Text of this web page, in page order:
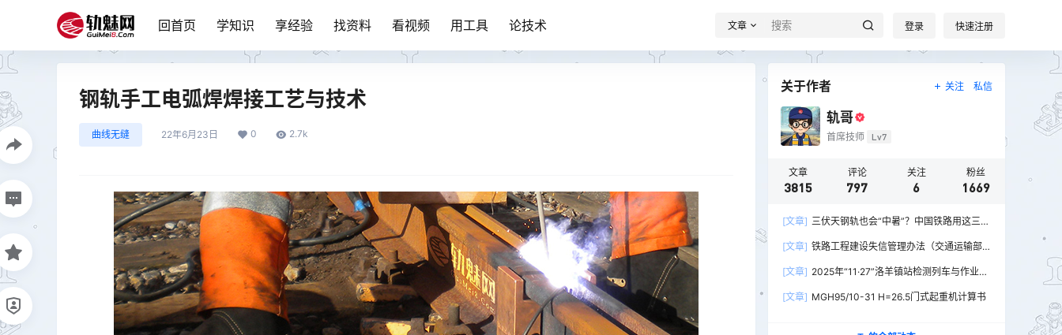
回首页 学知识 享经验 找资料 看视频 用工具 论技术 文章 登录 快速注册
钢轨手工电弧焊焊接工艺与技术
曲线无缝 22年6月23日 0 2.7k
关于作者 关注 私信
轨哥
首席技师 Lv7
文章
3815
评论
797
关注
6
粉丝
1669
[文章] 三伏天钢轨也会“中暑”？中国铁路用这三招
[文章] 铁路工程建设失信管理办法（交通运输部
[文章] 2025年“11·27”洛羊镇站检测列车与作业人
[文章] MGH95/10-31 H=26.5门式起重机计算书